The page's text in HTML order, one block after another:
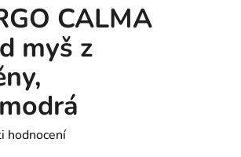
CALMA
myš z
hodnocení